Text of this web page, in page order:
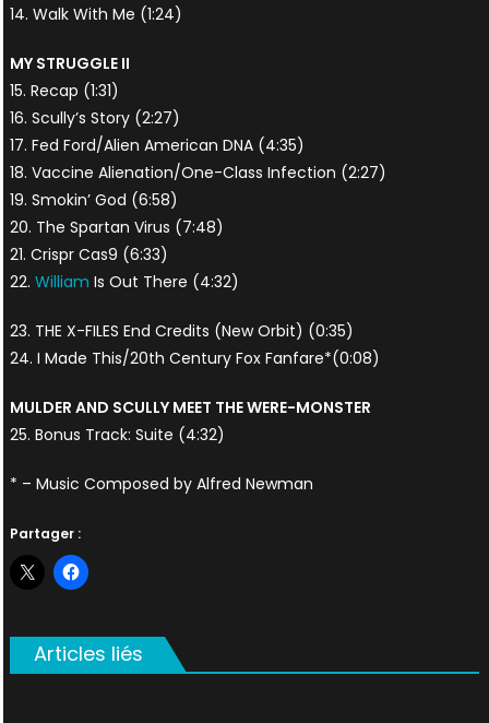
14. Walk With Me (1:24)
MY STRUGGLE II
15. Recap (1:31)
16. Scully’s Story (2:27)
17. Fed Ford/Alien American DNA (4:35)
18. Vaccine Alienation/One-Class Infection (2:27)
19. Smokin’ God (6:58)
20. The Spartan Virus (7:48)
21. Crispr Cas9 (6:33)
22. William Is Out There (4:32)
23. THE X-FILES End Credits (New Orbit) (0:35)
24. I Made This/20th Century Fox Fanfare*(0:08)
MULDER AND SCULLY MEET THE WERE-MONSTER
25. Bonus Track: Suite (4:32)
* – Music Composed by Alfred Newman
Partager :
Articles liés